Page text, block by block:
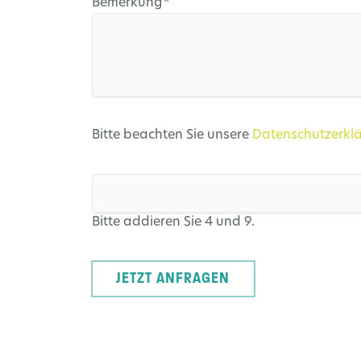
Pflichtfeld
Bemerkung*
Bitte beachten Sie unsere
Bitte addieren Sie 4 und 9.
JETZT ANFRAGEN